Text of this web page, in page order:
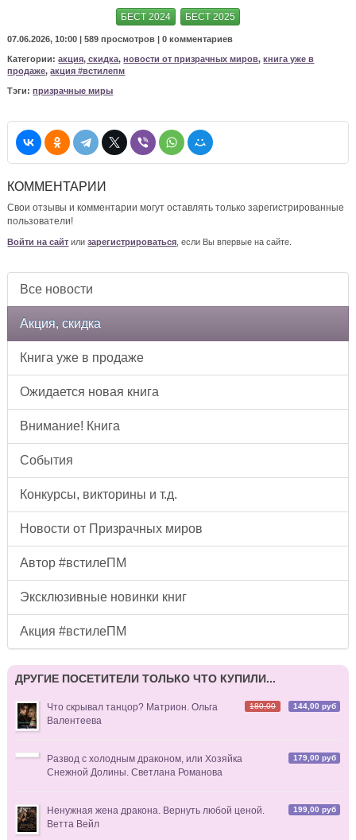
БЕСТ 2024 БЕСТ 2025
07.06.2026, 10:00 |589 просмотров |0 комментариев
Категории:акция, скидка,новости от призрачных миров,книга уже в
продаже,акция #встилепм
Тэги:призрачные миры
КОММЕНТАРИИ
Свои отзывы и комментарии могут оставлять только зарегистрированные
пользователи!
Войти на сайт илизарегистрироваться , если Вы впервые на сайте.
Все новости
Акция, скидка
Книга уже в продаже
Ожидается новая книга
Внимание! Книга
События
Конкурсы, викторины и т.д.
Новости от Призрачных миров
Автор #встилеПМ
Эксклюзивные новинки книг
Акция #встилеПМ
ДРУГИЕ ПОСЕТИТЕЛИ ТОЛЬКО ЧТО КУПИЛИ...
144,00 руб
180,00
Что скрывал танцор? Матрион. Ольга
Валентеева
179,00 руб
Развод с холодным драконом, или Хозяйка
Снежной Долины. Светлана Романова
199,00 руб
Ненужная жена дракона. Вернуть любой ценой.
Ветта Вейл